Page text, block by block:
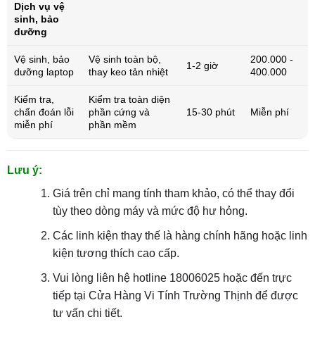
Dịch vụ vệ
sinh, bảo
dưỡng
Vệ sinh, bảo
dưỡng laptop
Vệ sinh toàn bộ,
thay keo tản nhiệt
1-2 giờ
200.000 -
400.000
Kiểm tra,
chẩn đoán lỗi
miễn phí
Kiểm tra toàn diện
phần cứng và
phần mềm
15-30 phút Miễn phí
Lưu ý:
Giá trên chỉ mang tính tham khảo, có thể thay đổi
tùy theo dòng máy và mức độ hư hỏng.
Các linh kiện thay thế là hàng chính hãng hoặc linh
kiện tương thích cao cấp.
Vui lòng liên hệ hotline 18006025 hoặc đến trực
tiếp tại Cửa Hàng Vi Tính Trường Thịnh để được
tư vấn chi tiết.